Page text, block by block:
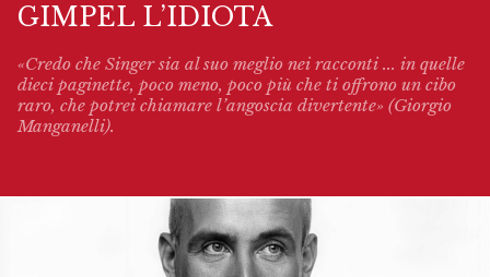
GIMPEL L’IDIOTA
«Credo che Singer sia al suo meglio nei racconti ... in quelle
dieci paginette, poco meno, poco più che ti offrono un cibo
raro, che potrei chiamare l’angoscia divertente» (Giorgio
Manganelli).